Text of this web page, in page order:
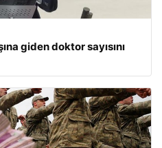
giden doktor sayısını